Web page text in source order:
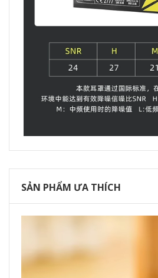
SẢN PHẨM ƯA THÍCH